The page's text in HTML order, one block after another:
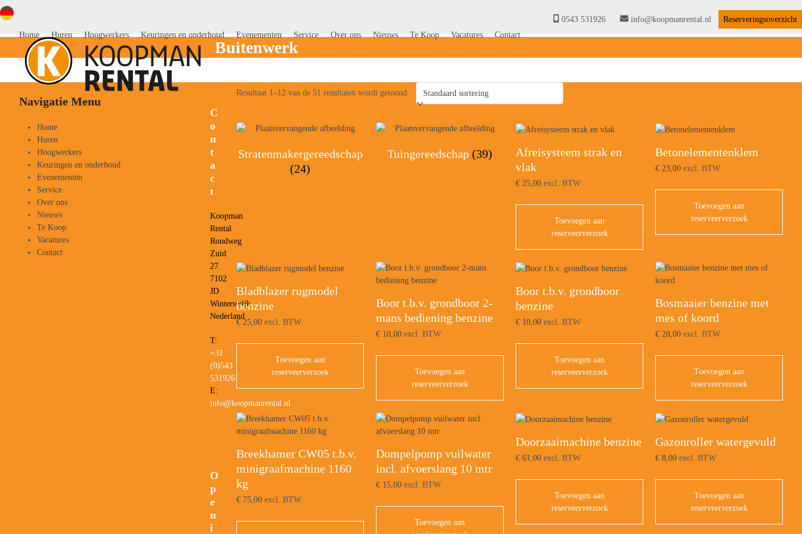
Skip
to
content
0543 531926 info@koopmanrental.nl
Reserveringsoverzicht
Home
Huren Hoogwerkers Keuringen en onderhoud Evenementen Service Over ons Nieuws Te Koop Vacatures Contact
Buitenwerk
Resultaat 1–12 van de 51 resultaten wordt getoond
Stratenmakergereedschap
(24)
Tuingereedschap (39)
Afreisysteem strak en
vlak
€ 25,00 excl. BTW
Toevoegen aan
reserveerverzoek
Betonelementenklem
€ 23,00 excl. BTW
Toevoegen aan
reserveerverzoek
Bladblazer rugmodel
benzine
€ 25,00 excl. BTW
Toevoegen aan
reserveerverzoek
Boor t.b.v. grondboor 2-
mans bediening benzine
€ 10,00 excl. BTW
Toevoegen aan
reserveerverzoek
Boor t.b.v. grondboor
benzine
€ 10,00 excl. BTW
Toevoegen aan
reserveerverzoek
Bosmaaier benzine met
mes of koord
€ 28,00 excl. BTW
Toevoegen aan
reserveerverzoek
Breekhamer CW05 t.b.v.
minigraafmachine 1160
kg
€ 75,00 excl. BTW
Dompelpomp vuilwater
incl. afvoerslang 10 mtr
€ 15,00 excl. BTW
Toevoegen aan
Doorzaaimachine benzine
€ 61,00 excl. BTW
Toevoegen aan
reserveerverzoek
Gazonroller watergevuld
€ 8,00 excl. BTW
Toevoegen aan
reserveerverzoek
Navigatie Menu
Home
Huren
Hoogwerkers
Keuringen en onderhoud
Evenementen
Service
Over ons
Nieuws
Te Koop
Vacatures
Contact
C
o
n
t
a
c
t
Koopman
Rental
Rondweg
Zuid
27
7102
JD
Winterswijk
Nederland
T:
+31
(0)543
531926
E:
info@koopmanrental.nl
O
p
e
n
i